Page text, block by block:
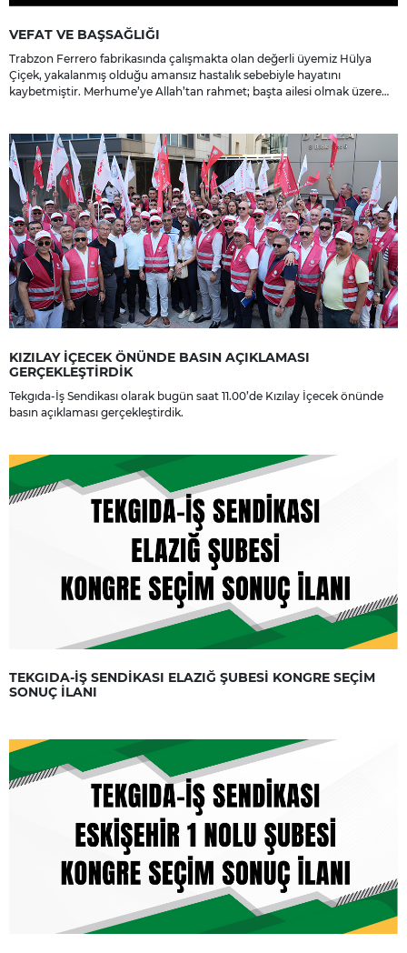
VEFAT VE BAŞSAĞLIĞI
Trabzon Ferrero fabrikasında çalışmakta olan değerli üyemiz Hülya
Çiçek, yakalanmış olduğu amansız hastalık sebebiyle hayatını
kaybetmiştir. Merhume’ye Allah’tan rahmet; başta ailesi olmak üzere
KIZILAY İÇECEK ÖNÜNDE BASIN AÇIKLAMASI
GERÇEKLEŞTİRDİK
Tekgıda-İş Sendikası olarak bugün saat 11.00’de Kızılay İçecek önünde
basın açıklaması gerçekleştirdik.
TEKGIDA-İŞ SENDİKASI ELAZIĞ ŞUBESİ KONGRE SEÇİM
SONUÇ İLANI